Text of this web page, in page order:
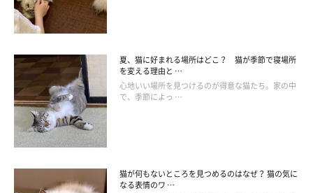
＠fuchanane
すくすくと元気に成長していった風ちゃん。愛情をたっぷりと注
がれた風ちゃんは、迎え入れた当時とは見違えるほどに、毛並み
夏、猫に好まれる場所はどこ？ 猫が季節で寝場所
を変える理由と …
心地いい場所を見つけるのが得意な猫たち。家の中
で、季節によっ …
猫が何もないところを見つめるのはなぜ？ 猫の気に
なる表情のワ …